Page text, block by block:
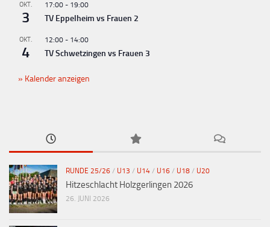
OKT.
3
17:00 - 19:00
TV Eppelheim vs Frauen 2
OKT.
4
12:00 - 14:00
TV Schwetzingen vs Frauen 3
Kalender anzeigen
RUNDE 25/26 / U13 / U14 / U16 / U18 / U20
Hitzeschlacht Holzgerlingen 2026
26. JUNI 2026